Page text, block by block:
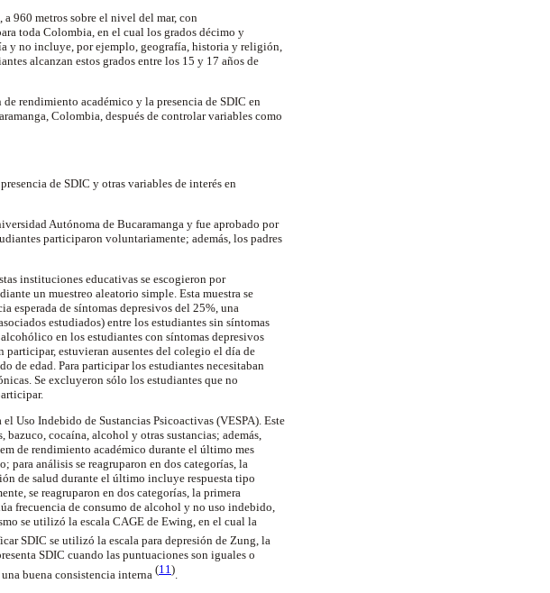
960 metros sobre el nivel del mar, con
toda Colombia, en el cual los grados décimo y
y no incluye, por ejemplo, geografía, historia y religión,
alcanzan estos grados entre los 15 y 17 años de
rendimiento académico y la presencia de SDIC en
Colombia, después de controlar variables como
de SDIC y otras variables de interés en
Autónoma de Bucaramanga y fue aprobado por
participaron voluntariamente; además, los padres
instituciones educativas se escogieron por
un muestreo aleatorio simple. Esta muestra se
esperada de síntomas depresivos del 25%, una
estudiados) entre los estudiantes sin síntomas
en los estudiantes con síntomas depresivos
estuvieran ausentes del colegio el día de
de edad. Para participar los estudiantes necesitaban
Se excluyeron sólo los estudiantes que no
Uso Indebido de Sustancias Psicoactivas (VESPA). Este
cocaína, alcohol y otras sustancias; además,
de rendimiento académico durante el último mes
análisis se reagruparon en dos categorías, la
de salud durante el último incluye respuesta tipo
se reagruparon en dos categorías, la primera
frecuencia de consumo de alcohol y no uso indebido,
se utilizó la escala CAGE de Ewing, en el cual la
SDIC se utilizó la escala para depresión de Zung, la
SDIC cuando las puntuaciones son iguales o
una buena consistencia interna (11)